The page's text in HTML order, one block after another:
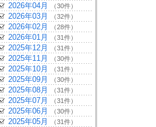
2026年04月 （30件）
2026年03月 （32件）
2026年02月 （28件）
2026年01月 （31件）
2025年12月 （31件）
2025年11月 （30件）
2025年10月 （31件）
2025年09月 （30件）
2025年08月 （31件）
2025年07月 （31件）
2025年06月 （30件）
2025年05月 （31件）